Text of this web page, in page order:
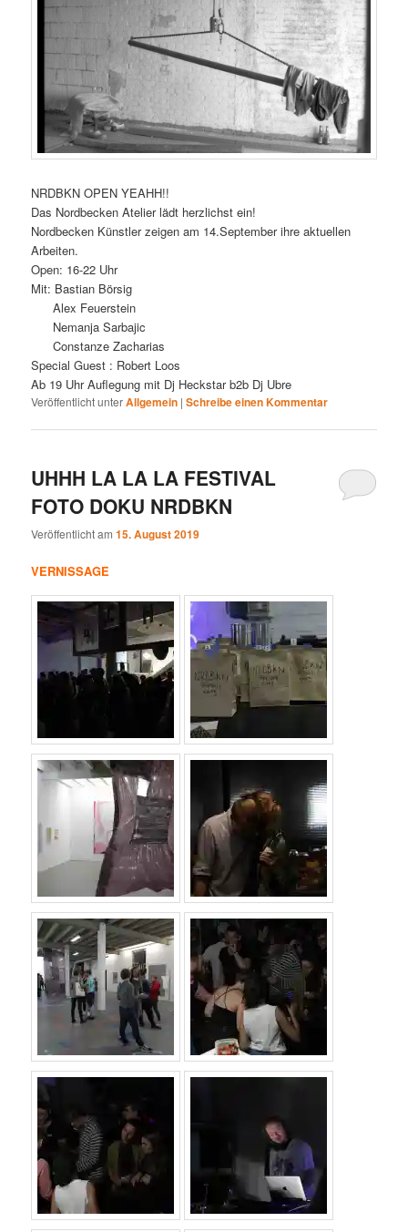
NRDBKN OPEN YEAHH!!
Das Nordbecken Atelier lädt herzlichst ein!
Nordbecken Künstler zeigen am 14.September ihre aktuellen
Arbeiten.
Open: 16-22 Uhr
Mit: Bastian Börsig
Alex Feuerstein
Nemanja Sarbajic
Constanze Zacharias
Special Guest : Robert Loos
Ab 19 Uhr Auflegung mit Dj Heckstar b2b Dj Ubre
Veröffentlicht unterAllgemein |Schreibe einen Kommentar
UHHH LA LA LA FESTIVAL
FOTO DOKU NRDBKN
Veröffentlicht am15. August 2019
VERNISSAGE